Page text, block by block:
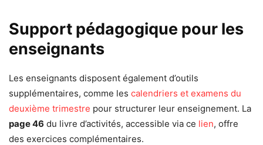
Support pédagogique pour les
enseignants
Les enseignants disposent également d’outils
supplémentaires, comme les calendriers et examens du
deuxième trimestre pour structurer leur enseignement. La
page 46 du livre d’activités, accessible via ce lien, offre
des exercices complémentaires.